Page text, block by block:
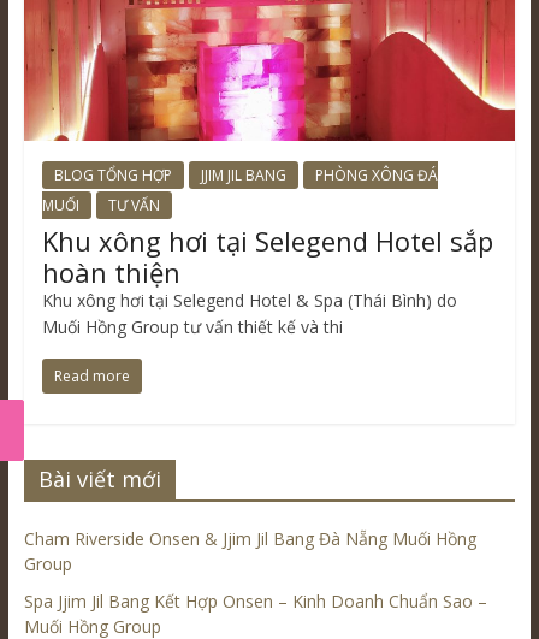
BLOG TỔNG HỢP JJIM JIL BANG
PHÒNG XÔNG ĐÁ
MUỐI
TƯ VẤN
Khu xông hơi tại Selegend Hotel sắp
hoàn thiện
Khu xông hơi tại Selegend Hotel & Spa (Thái Bình) do
Muối Hồng Group tư vấn thiết kế và thi
Read more
Bài viết mới
Cham Riverside Onsen & Jjim Jil Bang Đà Nẵng Muối Hồng
Group
Spa Jjim Jil Bang Kết Hợp Onsen – Kinh Doanh Chuẩn Sao –
Muối Hồng Group